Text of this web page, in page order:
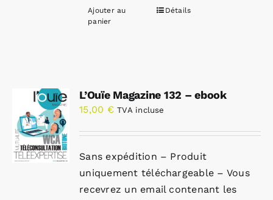
Ajouter au
panier
Détails
L’Ouïe Magazine 132 – ebook
15,00 € TVA incluse
Sans expédition – Produit
uniquement téléchargeable – Vous
recevrez un email contenant les